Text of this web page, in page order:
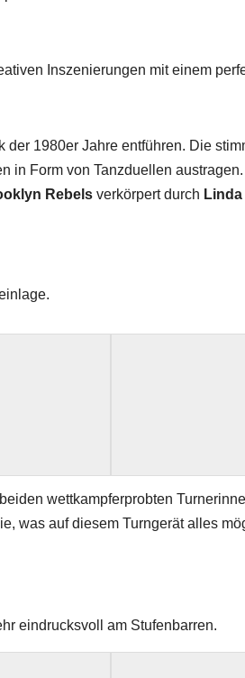
Inszenierungen mit einem
der 1980er Jahre entführen. Die
in Form von Tanzduellen
Rebels verkörpert durch
wettkampferprobten
was auf diesem Turngerät alles
eindrucksvoll am Stufenbarren.